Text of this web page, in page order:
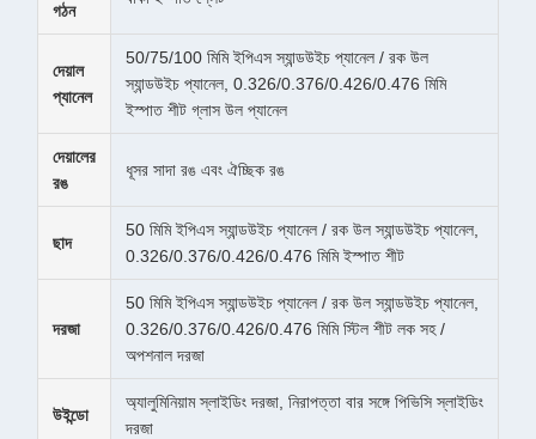
গঠন
দেয়াল
প্যানেল
50/75/100 মিমি ইপিএস স্যান্ডউইচ প্যানেল / রক উল
স্যান্ডউইচ প্যানেল, 0.326/0.376/0.426/0.476 মিমি
ইস্পাত শীট গ্লাস উল প্যানেল
দেয়ালের
রঙ
ধূসর সাদা রঙ এবং ঐচ্ছিক রঙ
ছাদ
50 মিমি ইপিএস স্যান্ডউইচ প্যানেল / রক উল স্যান্ডউইচ প্যানেল,
0.326/0.376/0.426/0.476 মিমি ইস্পাত শীট
দরজা
50 মিমি ইপিএস স্যান্ডউইচ প্যানেল / রক উল স্যান্ডউইচ প্যানেল,
0.326/0.376/0.426/0.476 মিমি স্টিল শীট লক সহ /
অপশনাল দরজা
উইন্ডো
অ্যালুমিনিয়াম স্লাইডিং দরজা, নিরাপত্তা বার সঙ্গে পিভিসি স্লাইডিং
দরজা